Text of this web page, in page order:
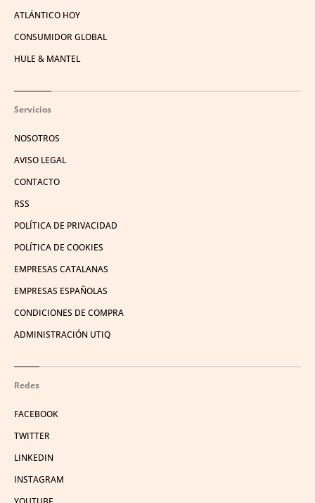
ATLÁNTICO HOY
CONSUMIDOR GLOBAL
HULE & MANTEL
Servicios
NOSOTROS
AVISO LEGAL
CONTACTO
RSS
POLÍTICA DE PRIVACIDAD
POLÍTICA DE COOKIES
EMPRESAS CATALANAS
EMPRESAS ESPAÑOLAS
CONDICIONES DE COMPRA
ADMINISTRACIÓN UTIQ
Redes
FACEBOOK
TWITTER
LINKEDIN
INSTAGRAM